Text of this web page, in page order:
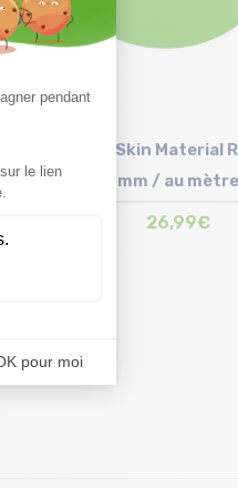
CAMP Skin Material
mm / au mètre
26,99€